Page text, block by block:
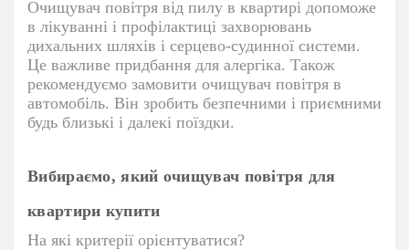
Очищувач повітря від пилу в квартирі допоможе
в лікуванні і профілактиці захворювань
дихальних шляхів і серцево-судинної системи.
Це важливе придбання для алергіка. Також
рекомендуємо замовити очищувач повітря в
автомобіль. Він зробить безпечними і приємними
будь близькі і далекі поїздки.
Вибираємо, який очищувач повітря для
квартири купити
На які критерії орієнтуватися?